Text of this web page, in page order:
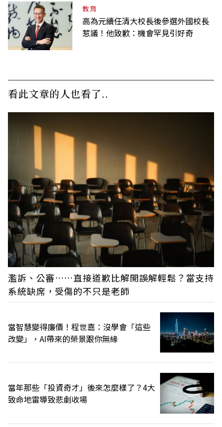
教育
高為元續任清大校長後參選外國校長
惹議！他致歉：機會罕見引好奇
看此文章的人也看了..
濫訴、公審……直接道歉比解開誤解輕鬆？當支持
系統缺席，受傷的不只是老師
當智慧變得廉價！程世嘉：沒學會「這些
改變」，AI帶來的榮景跟你無緣
當年那些「投資奇才」後來怎麼樣了？4大
致命地雷導致悲劇收場